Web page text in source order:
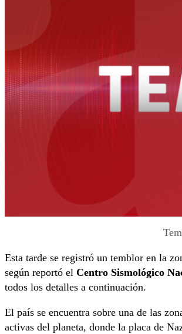
Esta tarde se registró un temblor en la
según reportó el Centro Sismológico
todos los detalles a continuación.
El país se encuentra sobre una de las
activas del planeta, donde la placa de